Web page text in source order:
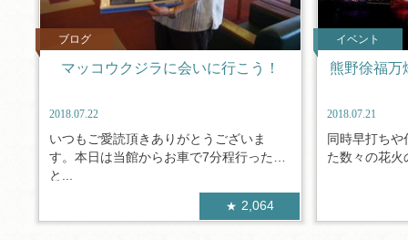
ブログ
マッコウクジラに会いに行こう！
2018.07.22
いつもご愛読頂きありがとうございま
す。本日は当館からお車で7分程行った
と...
2,064
イベント
熊野徐福万
2018.07.21
同時早打ちや
た数々の花火